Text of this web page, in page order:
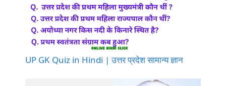
UP GK Quiz in Hindi | उत्तर प्रदेश सामान्य ज्ञान